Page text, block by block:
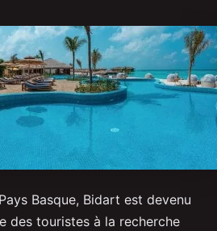
Basque, Bidart est devenu
des touristes à la recherche